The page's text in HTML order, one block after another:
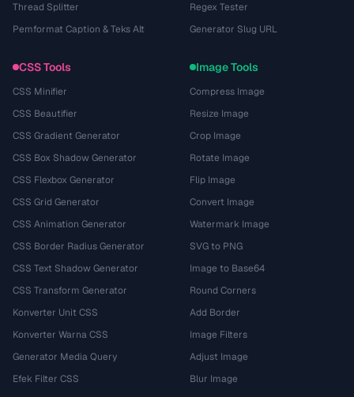
Thread Splitter
Pemformat Caption & Teks Alt
Regex Tester
Generator Slug URL
CSS Tools
CSS Minifier
CSS Beautifier
CSS Gradient Generator
CSS Box Shadow Generator
CSS Flexbox Generator
CSS Grid Generator
CSS Animation Generator
CSS Border Radius Generator
CSS Text Shadow Generator
CSS Transform Generator
Konverter Unit CSS
Konverter Warna CSS
Generator Media Query
Efek Filter CSS
Image Tools
Compress Image
Resize Image
Crop Image
Rotate Image
Flip Image
Convert Image
Watermark Image
SVG to PNG
Image to Base64
Round Corners
Add Border
Image Filters
Adjust Image
Blur Image